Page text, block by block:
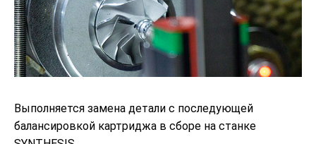
Выполняется замена детали с последующей
балансировкой картриджа в сборе на станке